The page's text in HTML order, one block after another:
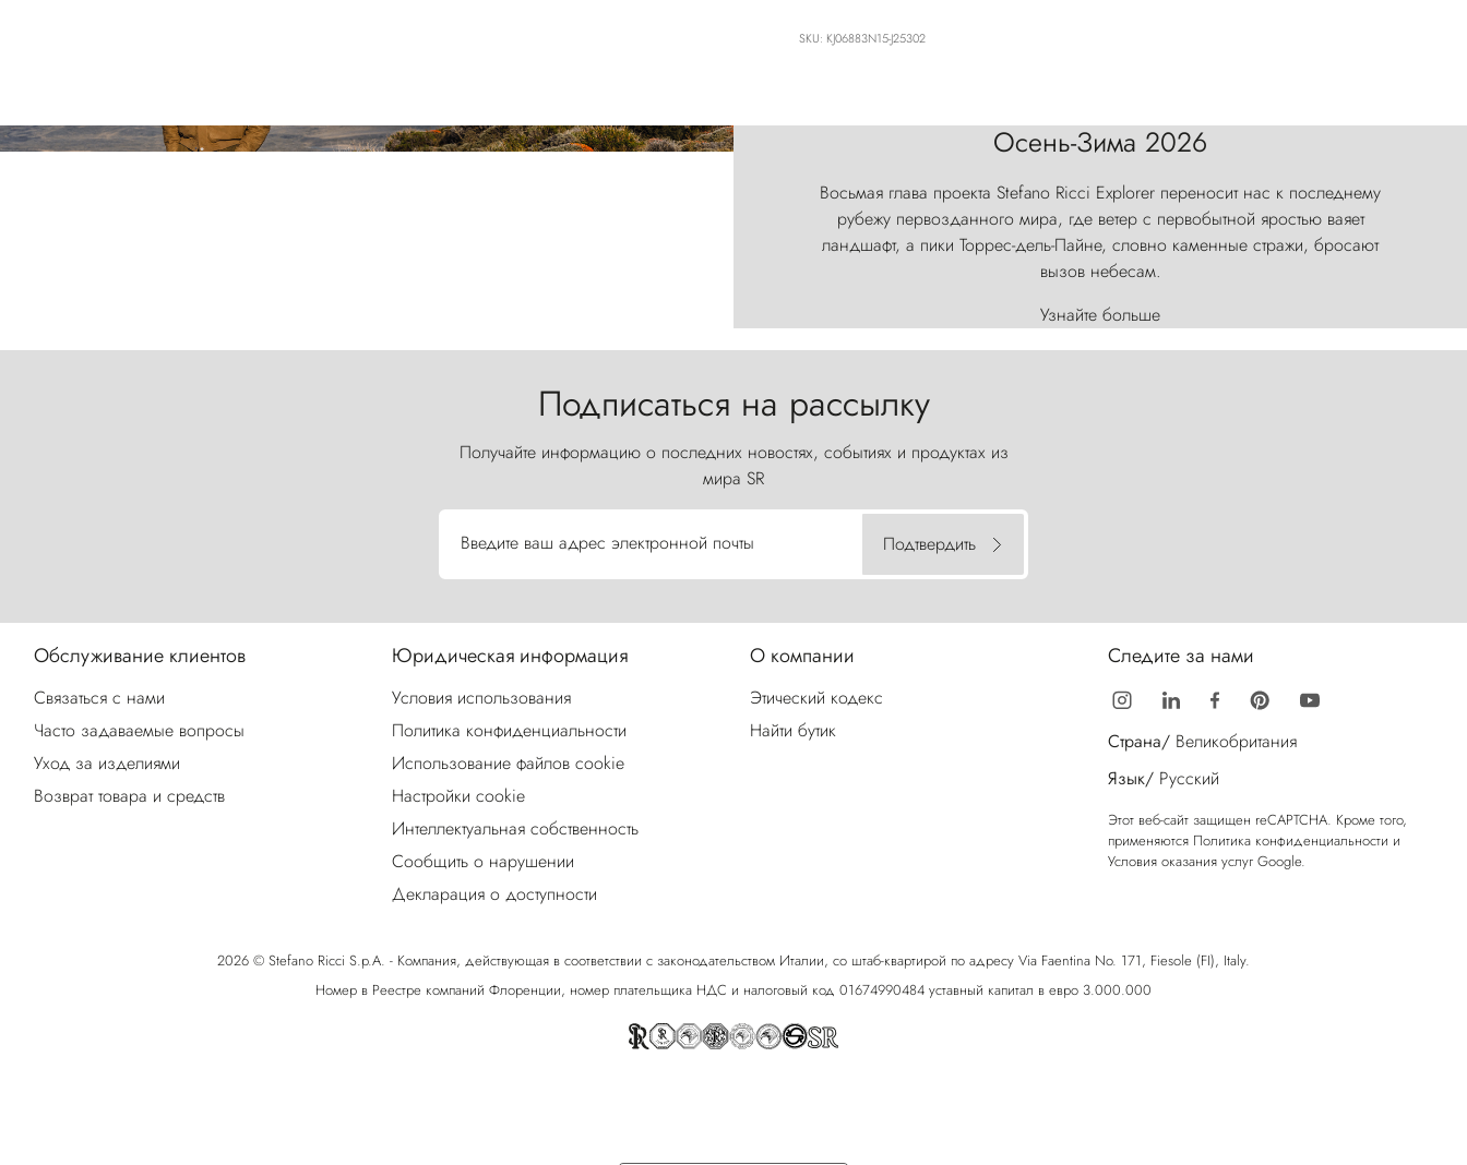
SKU: KJ06883N15-J25302
Осень-Зима 2026
Восьмая глава проекта Stefano Ricci Explorer переносит нас к последнему
рубежу первозданного мира, где ветер с первобытной яростью ваяет
ландшафт, а пики Торрес-дель-Пайне, словно каменные стражи, бросают
вызов небесам.
Узнайте больше
Подписаться на рассылку
Получайте информацию о последних новостях, событиях и продуктах из
мира SR
Введите ваш адрес электронной почты Подтвердить
Обслуживание клиентов
Связаться с нами
Часто задаваемые вопросы
Уход за изделиями
Возврат товара и средств
Юридическая информация
Условия использования
Политика конфиденциальности
Использование файлов cookie
Настройки cookie
Интеллектуальная собственность
Сообщить о нарушении
Декларация о доступности
О компании
Этический кодекс
Найти бутик
Следите за нами
Страна/ Великобритания
Язык/ Русский
Этот веб-сайт защищен reCAPTCHA. Кроме того,
применяются Политика конфиденциальности и
Условия оказания услуг Google.
2026 © Stefano Ricci S.p.A. - Компания, действующая в соответствии с законодательством Италии, со штаб-квартирой по адресу Via Faentina No. 171, Fiesole (FI), Italy.
Номер в Реестре компаний Флоренции, номер плательщика НДС и налоговый код 01674990484 уставный капитал в евро 3.000.000